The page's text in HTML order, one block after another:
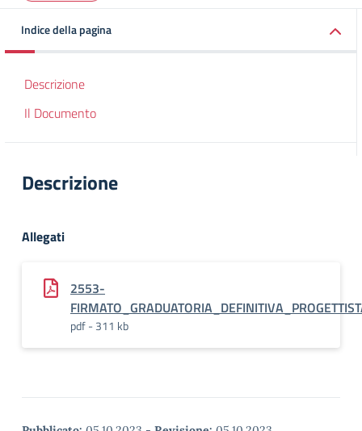
Indice della pagina
Descrizione
Il Documento
Descrizione
Allegati
2553-
pdf - 311 kb